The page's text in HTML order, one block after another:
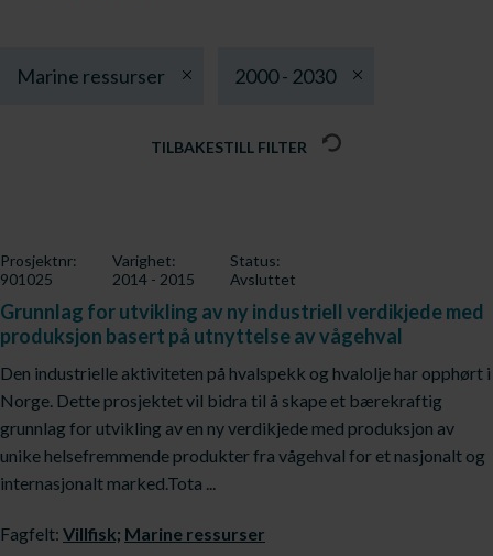
Marine ressurser 2000 - 2030
TILBAKESTILL FILTER
Prosjektnr:
901025
Varighet:
2014 - 2015
Status:
Avsluttet
Grunnlag for utvikling av ny industriell verdikjede med
produksjon basert på utnyttelse av vågehval
Den industrielle aktiviteten på hvalspekk og hvalolje har opphørt i
Norge. Dette prosjektet vil bidra til å skape et bærekraftig
grunnlag for utvikling av en ny verdikjede med produksjon av
unike helsefremmende produkter fra vågehval for et nasjonalt og
internasjonalt marked.Tota ...
Fagfelt: Villfisk; Marine ressurser